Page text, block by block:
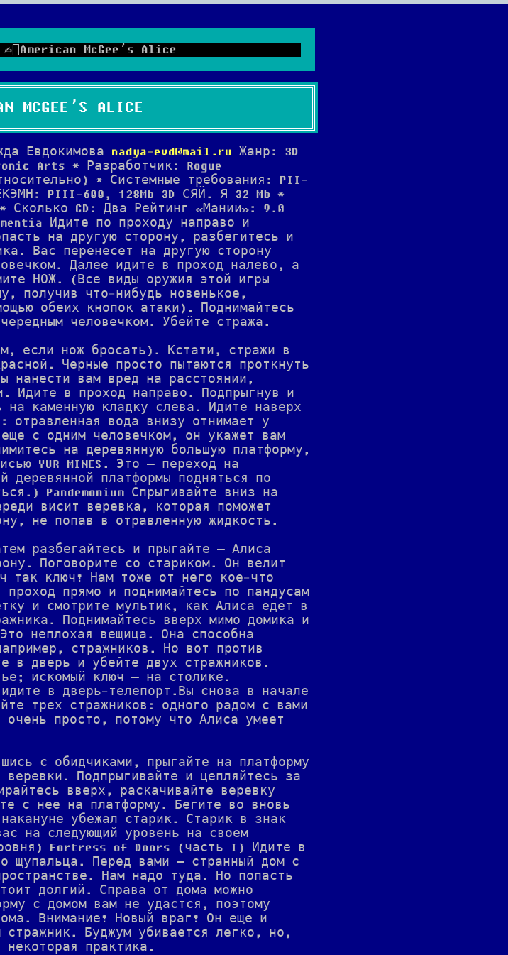
✍🏻American McGee’s Alice
MCGEE’S ALICE
Евдокимова nadya-evd@mail.ru Жанр: 3D
Arts * Разработчик: Rogue
* Системные требования: PII-
PIII-600, 128Mb 3D СЯЙ. Я 32 Mb *
CD: Два Рейтинг «Мании»: 9.0
Идите по проходу направо и
на другую сторону, разбегитесь и
Вас перенесет на другую сторону
Далее идите в проход налево, а
НОЖ. (Все виды оружия этой игры
получив что-нибудь новенькое,
обеих кнопок атаки). Поднимайтесь
человечком. Убейте стража.
если нож бросать). Кстати, стражи в
Черные просто пытаются проткнуть
нанести вам вред на расстоянии,
Идите в проход направо. Подпрыгнув и
на каменную кладку слева. Идите наверх
вода внизу отнимает у
с одним человечком, он укажет вам
на деревянную большую платформу,
YUR MINES. Это — переход на
деревянной платформы подняться по
Pandemonium Спрыгивайте вниз на
висит веревка, которая поможет
не попав в отравленную жидкость.
разбегайтесь и прыгайте — Алиса
Поговорите со стариком. Он велит
так ключ! Нам тоже от него кое-что
прямо и поднимайтесь по пандусам
и смотрите мультик, как Алиса едет в
Поднимайтесь вверх мимо домика и
неплохая вещица. Она способна
стражников. Но вот против
в дверь и убейте двух стражников.
искомый ключ — на столике.
в дверь-телепорт.Вы снова в начале
трех стражников: одного радом с вами
просто, потому что Алиса умеет
с обидчиками, прыгайте на платформу
Подпрыгивайте и цепляйтесь за
вверх, раскачивайте веревку
с нее на платформу. Бегите во вновь
убежал старик. Старик в знак
на следующий уровень на своем
Fortress of Doors (часть I) Идите в
щупальца. Перед вами — странный дом с
Нам надо туда. Но попасть
долгий. Справа от дома можно
с домом вам не удастся, поэтому
Внимание! Новый враг! Он еще и
Буджум убивается легко, но,
практика.